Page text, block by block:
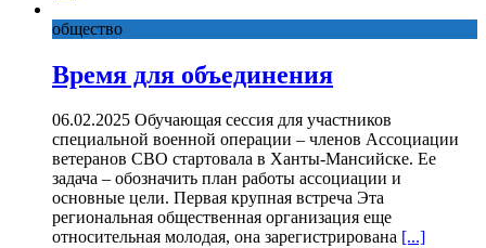
общество
Время для объединения
06.02.2025 Обучающая сессия для участников
специальной военной операции – членов Ассоциации
ветеранов СВО стартовала в Ханты-Мансийске. Ее
задача – обозначить план работы ассоциации и
основные цели. Первая крупная встреча Эта
региональная общественная организация еще
относительная молодая, она зарегистрирована [...]